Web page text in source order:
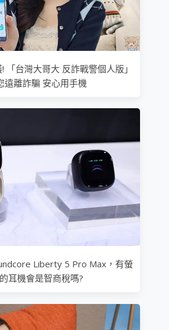
「台灣大哥大 反詐戰警個人版」
遠離詐騙 安心用手機
Liberty 5 Pro Max，有螢
耳機會是智商稅嗎?